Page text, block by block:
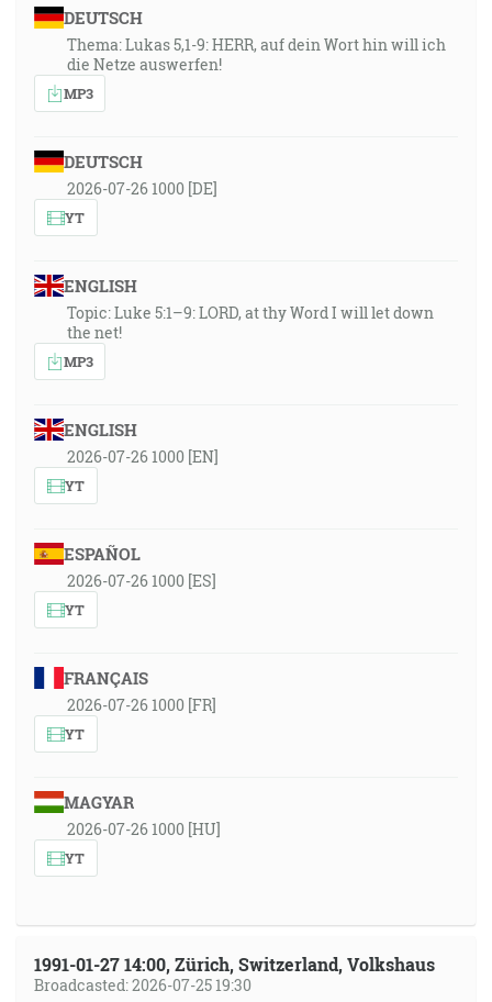
DEUTSCH
Thema: Lukas 5,1-9: HERR, auf dein Wort hin will ich
die Netze auswerfen!
MP3
DEUTSCH
2026-07-26 1000 [DE]
YT
ENGLISH
Topic: Luke 5:1–9: LORD, at thy Word I will let down
the net!
MP3
ENGLISH
2026-07-26 1000 [EN]
YT
ESPAÑOL
2026-07-26 1000 [ES]
YT
FRANÇAIS
2026-07-26 1000 [FR]
YT
MAGYAR
2026-07-26 1000 [HU]
YT
1991-01-27 14:00, Zürich, Switzerland, Volkshaus
Broadcasted: 2026-07-25 19:30